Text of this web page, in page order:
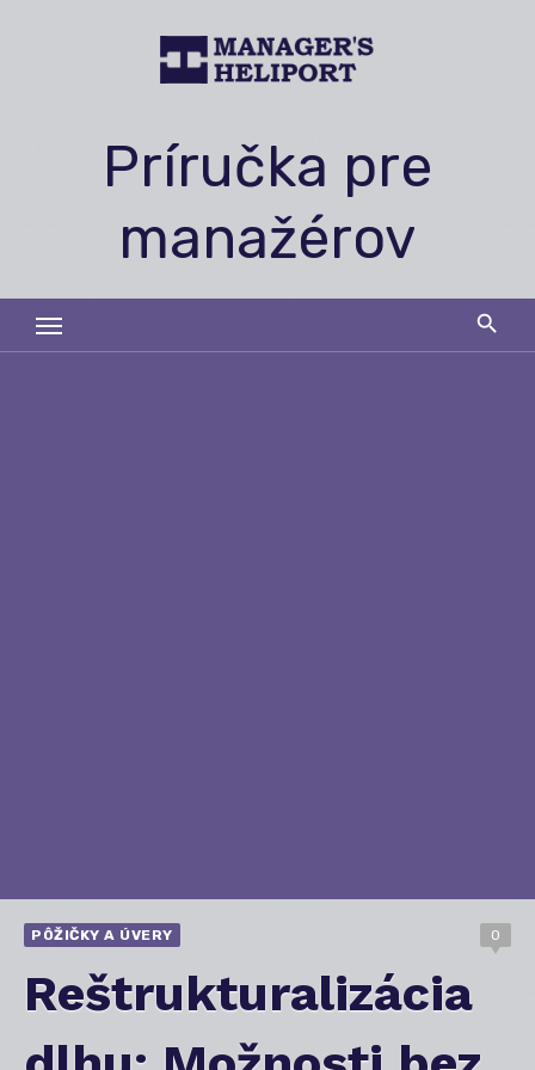
Príručka pre
manažérov
PÔŽIČKY A ÚVERY 0
Reštrukturalizácia